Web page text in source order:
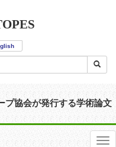
プ協会が発行する学術論文